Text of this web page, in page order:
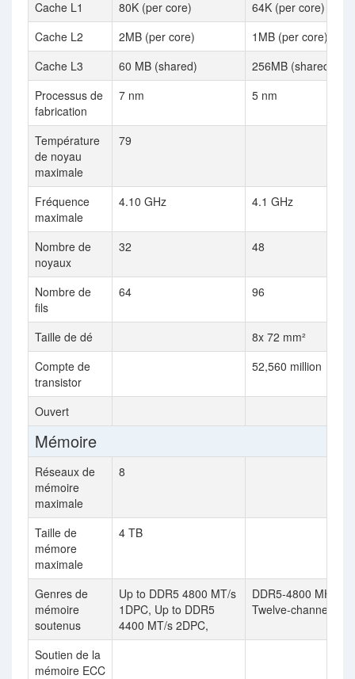
Cache L1 80K (per core)
64K (per core)
Cache L2
2MB (per core)
1MB (per core)
Cache L3
60 MB (shared)
256MB (shared)
Processus de
fabrication
7 nm 5 nm
Température
de noyau
maximale
79
Fréquence
maximale
4.10 GHz 4.1 GHz
Nombre de
noyaux
32 48
Nombre de
fils
64 96
Taille de dé
8x 72 mm²
Compte de
transistor
52,560 million
Ouvert
Mémoire
Réseaux de
mémoire
maximale
8
Taille de
mémore
maximale
4 TB
Genres de
mémoire
soutenus
Up to DDR5 4800 MT/s
1DPC, Up to DDR5
4400 MT/s 2DPC,
DDR5-4800 MHz,
Twelve-channel
Soutien de la
mémoire ECC